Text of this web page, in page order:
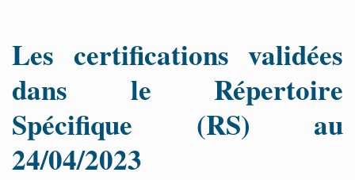
Les certifications validées
dans le Répertoire
Spécifique (RS) au
24/04/2023